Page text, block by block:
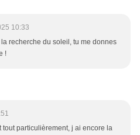
10:33
recherche du soleil, tu me donnes
!
tout particulièrement, j ai encore la